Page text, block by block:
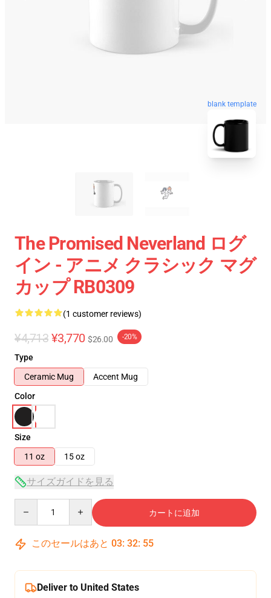
blank template
The Promised Neverland ログ
イン - アニメ クラシック マグ
カップ RB0309
(1 customer reviews)
¥4,713 ¥3,770 $26.00 -20%
Type
Ceramic Mug
Accent Mug
Color
Size
11 oz
15 oz
サイズガイドを見る
カートに追加
このセールはあと 03: 32: 54
Deliver to United States